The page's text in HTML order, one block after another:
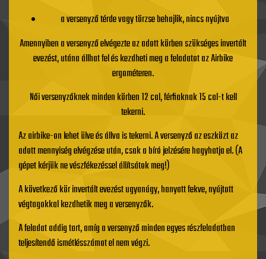
a versenyző térde vagy törzse behajlik, nincs nyújtva
Amennyiben a versenyző elvégezte az adott körben szükséges invertált
evezést, utána állhat fel és kezdheti meg a feladatot az Airbike
ergométeren.
Női versenyzőknek minden körben 12 cal, férfiaknak 15 cal-t kell
tekerni.
Az airbike-on lehet ülve és állva is tekerni. A versenyző az eszközt az
adott mennyiség elvégzése után, csak a bíró jelzésére hagyhatja el. (A
gépet kérjük ne vészfékezéssel állítsátok meg!)
A következő kör invertált evezést ugyanúgy, hanyatt fekve, nyújtott
végtagokkal kezdhetik meg a versenyzők.
A feladat addig tart, amíg a versenyző minden egyes részfeladatban
teljesítendő ismétlésszámot el nem végzi.